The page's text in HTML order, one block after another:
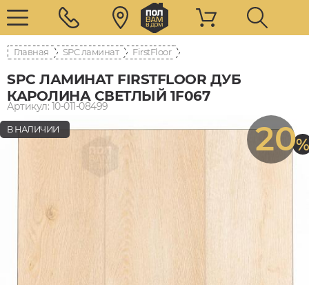
Главная SPC ламинат FirstFloor
SPC ЛАМИНАТ FIRSTFLOOR ДУБ
КАРОЛИНА СВЕТЛЫЙ 1F067
Артикул: 10-011-08499
20%
В НАЛИЧИИ